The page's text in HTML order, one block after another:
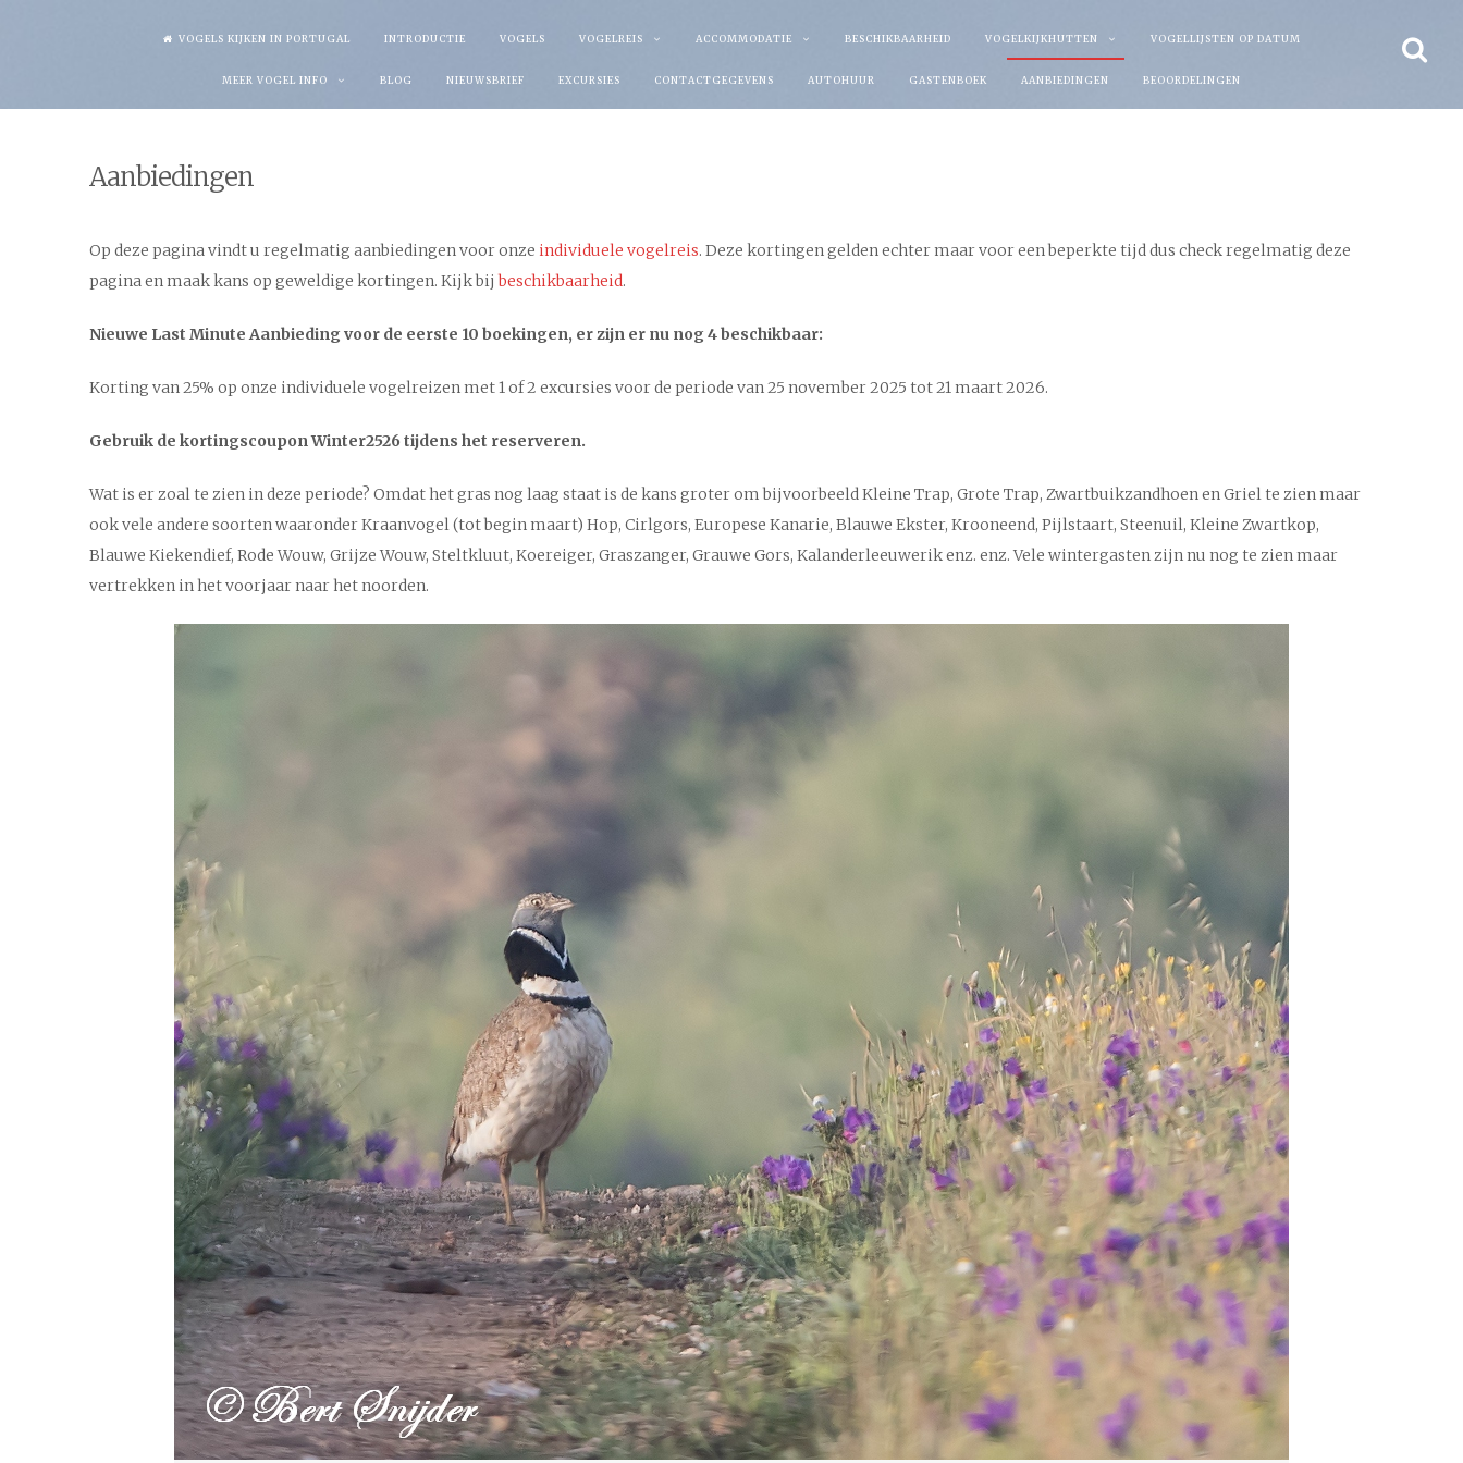
VOGELS KIJKEN IN PORTUGAL INTRODUCTIE VOGELS VOGELREIS ACCOMMODATIE BESCHIKBAARHEID VOGELKIJKHUTTEN VOGELLIJSTEN OP DATUM
MEER VOGEL INFO BLOG NIEUWSBRIEF EXCURSIES CONTACTGEGEVENS AUTOHUUR GASTENBOEK AANBIEDINGEN BEOORDELINGEN
Aanbiedingen
Op deze pagina vindt u regelmatig aanbiedingen voor onze individuele vogelreis. Deze kortingen gelden echter maar voor een beperkte tijd dus check regelmatig deze
pagina en maak kans op geweldige kortingen. Kijk bijbeschikbaarheid.
Nieuwe Last Minute Aanbieding voor de eerste 10 boekingen, er zijn er nu nog 4 beschikbaar:
Korting van 25% op onze individuele vogelreizen met 1 of 2 excursies voor de periode van 25 november 2025 tot 21 maart 2026.
Gebruik de kortingscoupon Winter2526 tijdens het reserveren.
Wat is er zoal te zien in deze periode? Omdat het gras nog laag staat is de kans groter om bijvoorbeeld Kleine Trap, Grote Trap, Zwartbuikzandhoen en Griel te zien maar
ook vele andere soorten waaronder Kraanvogel (tot begin maart) Hop, Cirlgors, Europese Kanarie, Blauwe Ekster, Krooneend, Pijlstaart, Steenuil, Kleine Zwartkop,
Blauwe Kiekendief, Rode Wouw, Grijze Wouw, Steltkluut, Koereiger, Graszanger, Grauwe Gors, Kalanderleeuwerik enz. enz. Vele wintergasten zijn nu nog te zien maar
vertrekken in het voorjaar naar het noorden.